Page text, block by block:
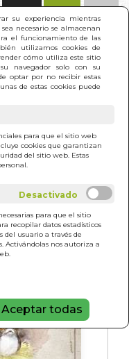
su experiencia mientras
necesario se almacenan
el funcionamiento de las
utilizamos cookies de
cómo utiliza este sitio
navegador solo con su
optar por no recibir estas
de estas cookies puede
para que el sitio web
cookies que garantizan
del sitio web. Estas
para que el sitio
recopilar datos estadísticos
del usuario a través de
Activándolas nos autoriza a
Aceptar todas
VOL. I